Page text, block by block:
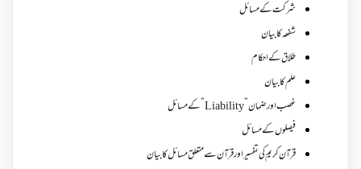
شرکت کے مسائل
شفعہ کا بیان
طلاق کے احکام
علم کا بیان
غصب اورضمان”Liability” کے مسائل
فیصلوں کے مسائل
قرآن کریم کی تفسیر اور قرآن سے متعلق مسائل کا بیان